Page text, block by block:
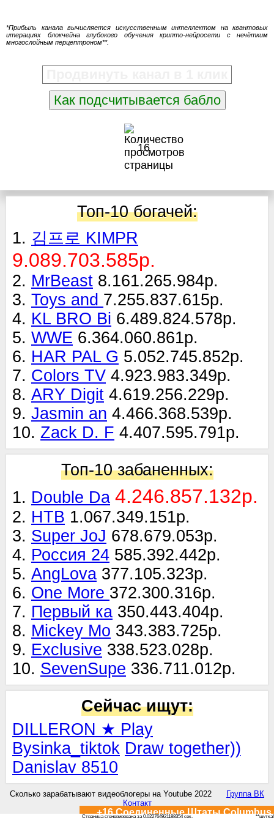
*Прибыль канала вычисляется искусственным интеллектом на квантовых
итерациях блокчейна глубокого обучения крипто-нейросети с нечётким
многослойным перцептроном**.
Как подсчитывается бабло
+16 Соединенные Штаты Columbus
16
Топ-10 богачей:
1. 김프로 KIMPR
9.089.703.585р.
2. MrBeast 8.161.265.984р.
3. Toys and 7.255.837.615р.
4. KL BRO Bi 6.489.824.578р.
5. WWE 6.364.060.861р.
6. HAR PAL G 5.052.745.852р.
7. Colors TV 4.923.983.349р.
8. ARY Digit 4.619.256.229р.
9. Jasmin an 4.466.368.539р.
10. Zack D. F 4.407.595.791р.
Топ-10 забаненных:
1. Double Da 4.246.857.132р.
2. НТВ 1.067.349.151р.
3. Super JoJ 678.679.053р.
4. Россия 24 585.392.442р.
5. AngLova 377.105.323р.
6. One More 372.300.316р.
7. Первый ка 350.443.404р.
8. Mickey Mo 343.383.725р.
9. Exclusive 338.523.028р.
10. SevenSupe 336.711.012р.
Сейчас ищут:
DILLERON ★ Play
Bysinka_tiktok Draw together))
Danislav 8510
Сколько зарабатывают видеоблогеры на Youtube 2022
Группа ВК
Контакт
Страница сгенерирована за 0.022764921188354 сек. **шутка!